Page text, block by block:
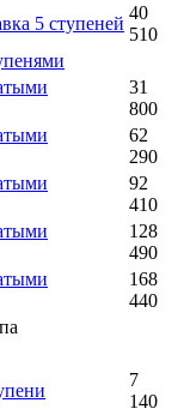
5 ступеней
40
510
31
800
62
290
92
410
128
490
168
440
7
140